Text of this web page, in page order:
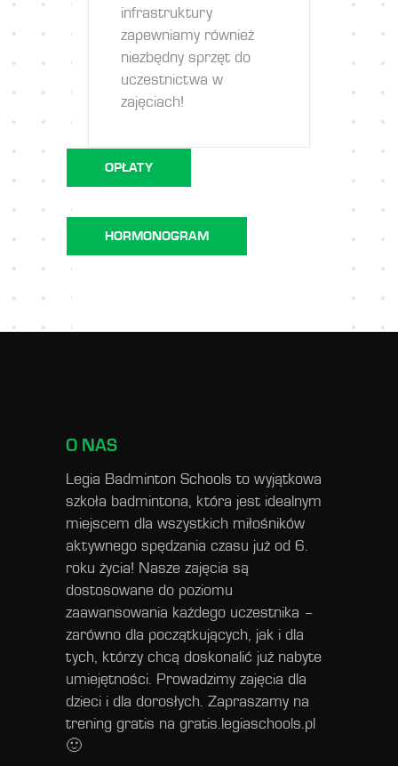
infrastruktury
zapewniamy również
niezbędny sprzęt do
uczestnictwa w
zajęciach!
OPŁATY
HORMONOGRAM
O NAS
Legia Badminton Schools to wyjątkowa
szkoła badmintona, która jest idealnym
miejscem dla wszystkich miłośników
aktywnego spędzania czasu już od 6.
roku życia! Nasze zajęcia są
dostosowane do poziomu
zaawansowania każdego uczestnika –
zarówno dla początkujących, jak i dla
tych, którzy chcą doskonalić już nabyte
umiejętności. Prowadzimy zajęcia dla
dzieci i dla dorosłych. Zapraszamy na
trening gratis na gratis.legiaschools.pl
🙂